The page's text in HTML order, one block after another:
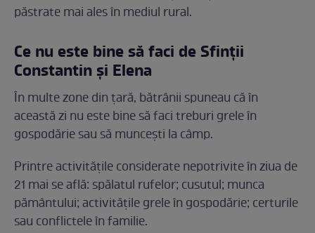
păstrate mai ales în mediul rural.
Ce nu este bine să faci de Sfinții
Constantin și Elena
În multe zone din țară, bătrânii spuneau că în
această zi nu este bine să faci treburi grele în
gospodărie sau să muncești la câmp.
Printre activitățile considerate nepotrivite în ziua de
21 mai se află: spălatul rufelor; cusutul; munca
pământului; activitățile grele în gospodărie; certurile
sau conflictele în familie.